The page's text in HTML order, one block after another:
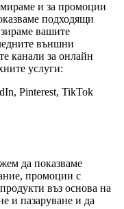
и за промоции
подходящи
вашите
външни
канали за онлайн
услуги:
Pinterest, TikTok
да показваме
промоции с
въз основа на
и пазаруване и да